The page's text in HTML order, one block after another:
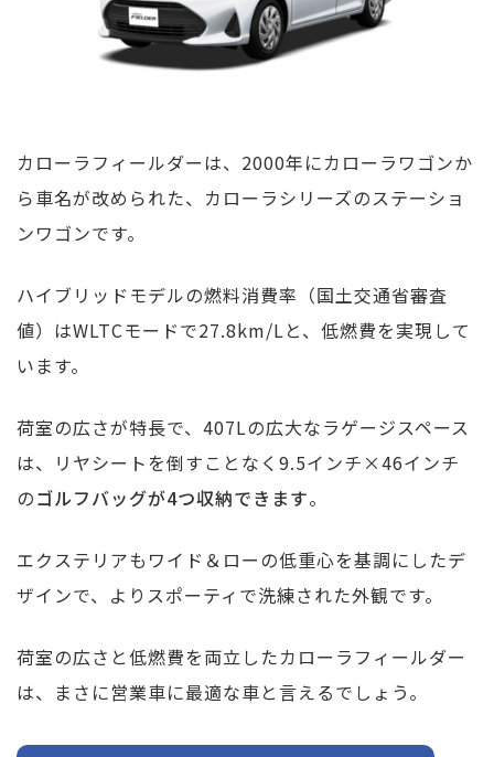
カローラフィールダーは、2000年にカローラワゴンか
ら車名が改められた、カローラシリーズのステーショ
ンワゴンです。
ハイブリッドモデルの燃料消費率（国土交通省審査
値）はWLTCモードで27.8km/Lと、低燃費を実現して
います。
荷室の広さが特長で、407Lの広大なラゲージスペース
は、リヤシートを倒すことなく9.5インチ×46インチ
のゴルフバッグが4つ収納できます。
エクステリアもワイド＆ローの低重心を基調にしたデ
ザインで、よりスポーティで洗練された外観です。
荷室の広さと低燃費を両立したカローラフィールダー
は、まさに営業車に最適な車と言えるでしょう。